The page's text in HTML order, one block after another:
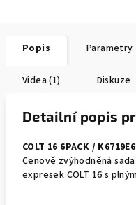
Popis Parametry
Videa (1) Diskuze
Detailní popis
COLT 16 6PACK /
Cenově zvýhodněná
expresek COLT 16 s